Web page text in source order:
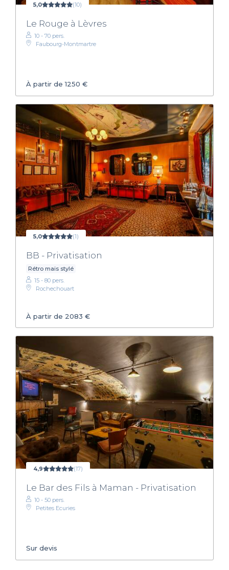
5,0 (10)
Le Rouge à Lèvres
10 - 70 pers.
Faubourg-Montmartre
À partir de 1250 €
5,0 (1)
BB - Privatisation
Rétro mais stylé
15 - 80 pers.
Rochechouart
À partir de 2083 €
4,9 (17)
Le Bar des Fils à Maman - Privatisation
10 - 50 pers.
Petites Ecuries
Sur devis